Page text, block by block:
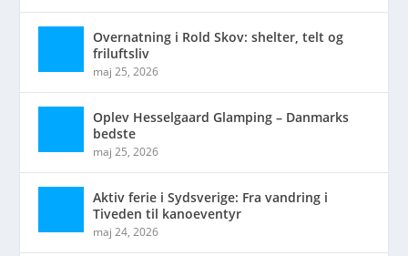
Overnatning i Rold Skov: shelter, telt og
friluftsliv
maj 25, 2026
Oplev Hesselgaard Glamping – Danmarks
bedste
maj 25, 2026
Aktiv ferie i Sydsverige: Fra vandring i
Tiveden til kanoeventyr
maj 24, 2026